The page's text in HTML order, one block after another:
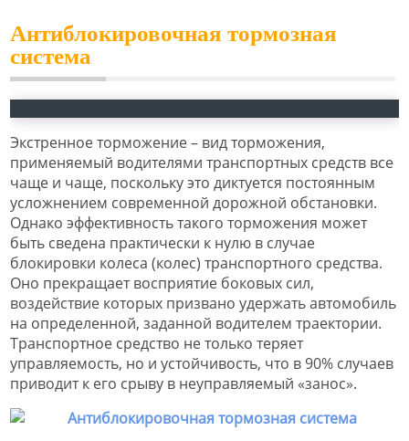
Антиблокировочная тормозная
система
Экстренное торможение – вид торможения,
применяемый водителями транспортных средств все
чаще и чаще, поскольку это диктуется постоянным
усложнением современной дорожной обстановки.
Однако эффективность такого торможения может
быть сведена практически к нулю в случае
блокировки колеса (колес) транспортного средства.
Оно прекращает восприятие боковых сил,
воздействие которых призвано удержать автомобиль
на определенной, заданной водителем траектории.
Транспортное средство не только теряет
управляемость, но и устойчивость, что в 90% случаев
приводит к его срыву в неуправляемый «занос».